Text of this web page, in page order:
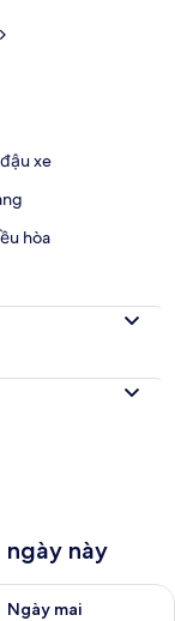
xe
hòa
này
8 10
Ngày mai
phòng ngày